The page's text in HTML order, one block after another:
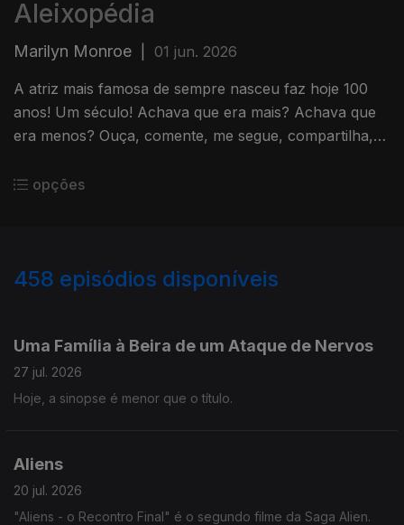
Aleixopédia
Marilyn Monroe 01 jun. 2026
A atriz mais famosa de sempre nasceu faz hoje 100
anos! Um século! Achava que era mais? Achava que
era menos? Ouça, comente, me segue, compartilha,
opções
458 episódios disponíveis
Uma Família à Beira de um Ataque de Nervos
27 jul. 2026
Hoje, a sinopse é menor que o título.
Aliens
20 jul. 2026
"Aliens - o Recontro Final" é o segundo filme da Saga Alien.